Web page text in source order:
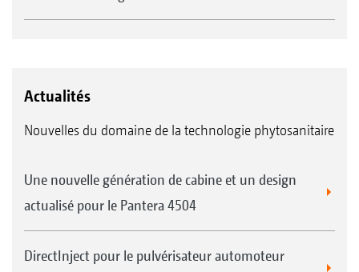
Actualités
Nouvelles du domaine de la technologie phytosanitaire
Une nouvelle génération de cabine et un design
actualisé pour le Pantera 4504
DirectInject pour le pulvérisateur automoteur